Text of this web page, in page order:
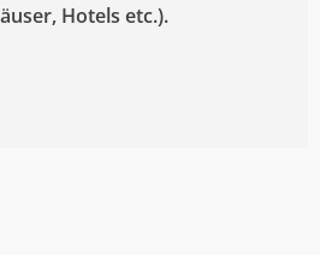
Hotels etc.).